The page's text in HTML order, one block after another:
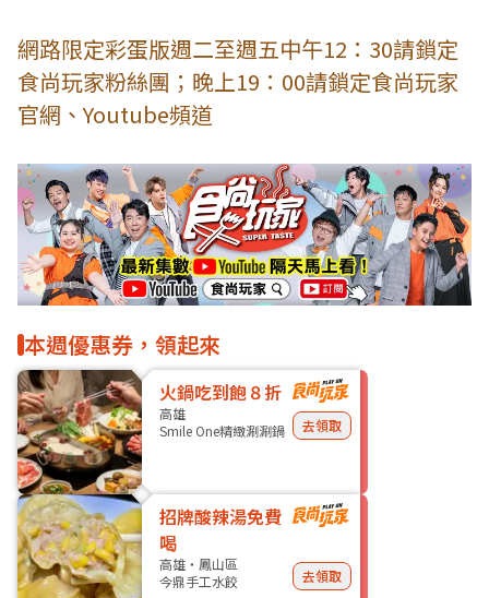
網路限定彩蛋版週二至週五中午12：30請鎖定
食尚玩家粉絲團；晚上19：00請鎖定食尚玩家
官網、Youtube頻道
本週優惠券，領起來
火鍋吃到飽８折
高雄
Smile One精緻涮涮鍋
去領取
招牌酸辣湯免費
喝
高雄・鳳山區
今鼎手工水餃
去領取